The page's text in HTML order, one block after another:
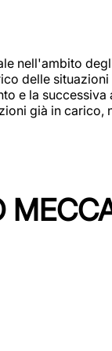
nell'ambito
delle
la
già in